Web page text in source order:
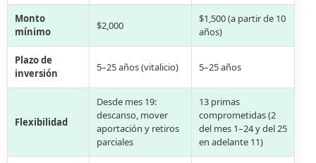
Monto
mínimo
$2,000
$1,500 (a partir de 10
años)
Plazo de
inversión
5–25 años (vitalicio) 5–25 años
Flexibilidad
Desde mes 19:
descanso, mover
aportación y retiros
parciales
13 primas
comprometidas (2
del mes 1–24 y del 25
en adelante 11)